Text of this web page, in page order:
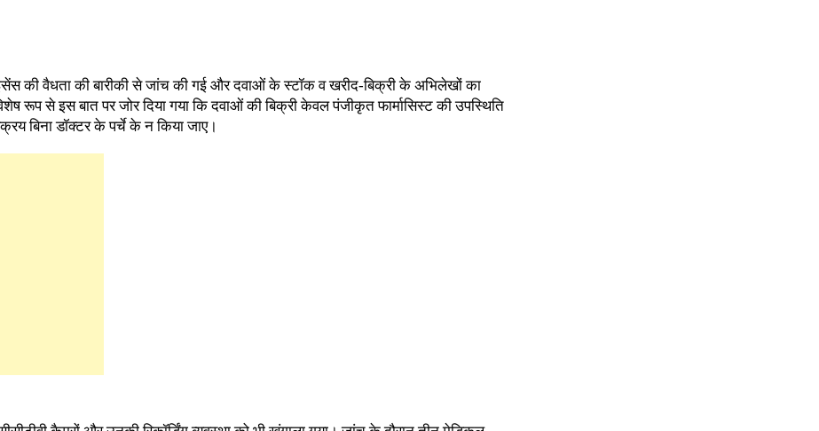
की वैधता की बारीकी से जांच की गई और दवाओं के स्टॉक व खरीद-बिक्री के अभिलेखों का
रूप से इस बात पर जोर दिया गया कि दवाओं की बिक्री केवल पंजीकृत फार्मासिस्ट की उपस्थिति
बिना डॉक्टर के पर्चे के न किया जाए।